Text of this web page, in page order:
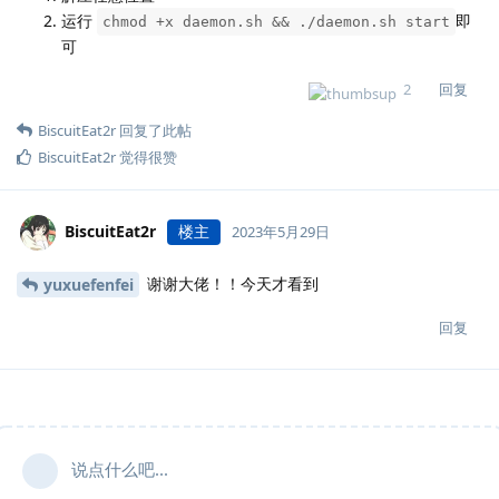
运行
chmod +x daemon.sh && ./daemon.sh start 即
可
2 回复
BiscuitEat2r 回复了此帖
BiscuitEat2r觉得很赞
BiscuitEat2r 楼主 2023年5月29日
yuxuefenfei 谢谢大佬！！今天才看到
回复
说点什么吧...